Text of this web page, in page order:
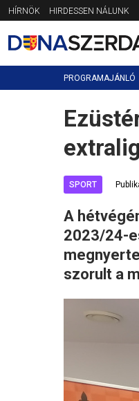
Jump
to
navigation
HÍRNÖK HIRDESSEN NÁLUNK
PROGRAMAJÁNLÓ
Back
to
SPORT
A
2023/24-
szorult a